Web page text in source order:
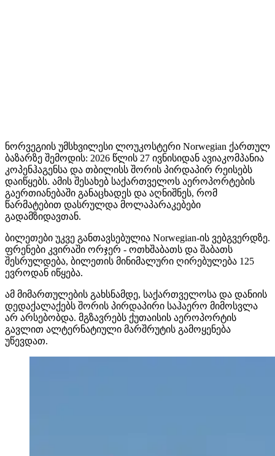
ნორვეგიის უმსხვილესი ლოუკოსტერი Norwegian ქართულ
ბაზარზე შემოდის: 2026 წლის 27 ივნისიდან ავიაკომპანია
კოპენჰაგენსა და თბილისს შორის პირდაპირ რეისებს
დაიწყებს. ამის შესახებ საქართველოს აეროპორტების
გაერთიანებაში განაცხადეს და აღნიშნეს, რომ
წარმატებით დასრულდა მოლაპარაკებები
გადამზიდავთან.
ბილეთები უკვე განთავსებულია Norwegian-ის ვებგვერდზე.
ფრენები კვირაში ორჯერ - ოთხშაბათს და შაბათს
შესრულდება, ბილეთის მინიმალური ღირებულება 125
ევროდან იწყება.
ამ მიმართულების გახსნამდე, საქართველოსა და დანიის
დედაქალაქებს შორის პირდაპირი საჰაერო მიმოსვლა
არ არსებობდა. მგზავრებს ქუთაისის აეროპორტის
გავლით ალტერნატიული მარშრუტის გამოყენება
უწევდათ.